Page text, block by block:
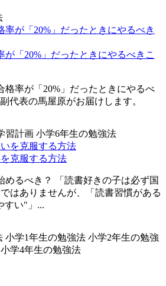
が「20%」だったときにやるべきこ
格率が「20%」だったときにやるべ
代表の馬屋原がお届けします。
習計画 小学6年生の勉強法
克服する方法
めるべき？ 「読書好きの子は必ず国
はありませんが、「読書習慣がある
すい"」...
小学1年生の勉強法 小学2年生の勉強
小学4年生の勉強法